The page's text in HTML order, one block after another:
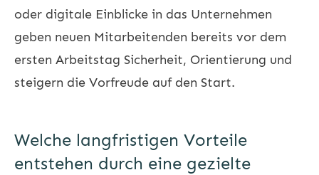
oder digitale Einblicke in das Unternehmen
geben neuen Mitarbeitenden bereits vor dem
ersten Arbeitstag Sicherheit, Orientierung und
steigern die Vorfreude auf den Start.
Welche langfristigen Vorteile
entstehen durch eine gezielte